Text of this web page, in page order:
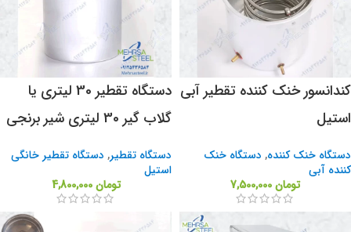
کندانسور خنک کننده تقطیر آبی
استیل
دستگاه خنک کننده, دستگاه خنک
کننده آبی
تومان
دستگاه تقطیر 30 لیتری یا
گلاب گیر 30 لیتری شیر برنجی
دستگاه تقطیر, دستگاه تقطیر خانگی
استیل
تومان4,800,000